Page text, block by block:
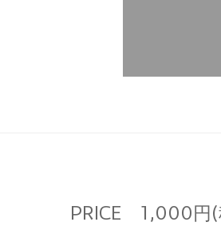
PRICE 1,000円